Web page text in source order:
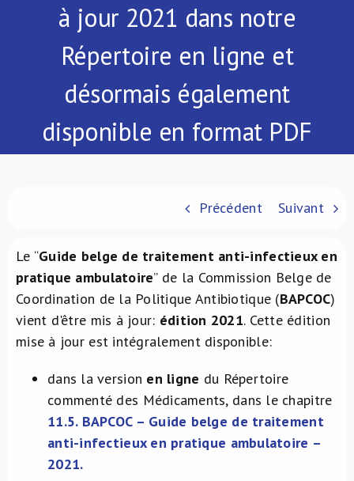
À propos de nous
à jour 2021 dans notre
Répertoire en ligne et
désormais également
disponible en format PDF
Précédent Suivant
Le “Guide belge de traitement anti-infectieux en
pratique ambulatoire” de la Commission Belge de
Coordination de la Politique Antibiotique (BAPCOC)
vient d'être mis à jour: édition 2021. Cette édition
mise à jour est intégralement disponible:
dans la version en ligne du Répertoire
commenté des Médicaments, dans le chapitre
11.5. BAPCOC – Guide belge de traitement
anti-infectieux en pratique ambulatoire –
2021.